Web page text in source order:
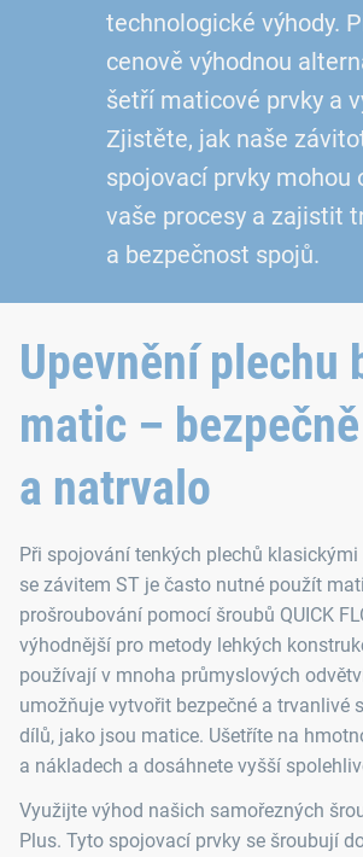
technologické výhody.
cenově výhodnou
šetří maticové prvky a
Zjistěte, jak naše
spojovací prvky mohou
vaše procesy a zajistit
a bezpečnost spojů.
Upevnění plechu
matic – bezpečně
a natrvalo
Při spojování tenkých plechů
se závitem ST je často nutné použít
prošroubování pomocí šroubů QUICK
výhodnější pro metody lehkých
používají v mnoha průmyslových
umožňuje vytvořit bezpečné a trvanlivé
dílů, jako jsou matice. Ušetříte na
a nákladech a dosáhnete vyšší
Využijte výhod našich samořezných
Plus. Tyto spojovací prvky se šroubují